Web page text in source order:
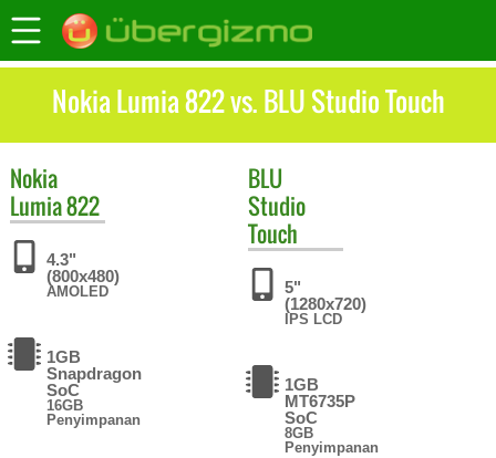
Nokia Lumia 822 vs. BLU Studio Touch
Nokia
Lumia 822
4.3"
(800x480)
AMOLED
1GB
Snapdragon
SoC
16GB
Penyimpanan
BLU
Studio
Touch
5"
(1280x720)
IPS LCD
1GB
MT6735P
SoC
8GB
Penyimpanan